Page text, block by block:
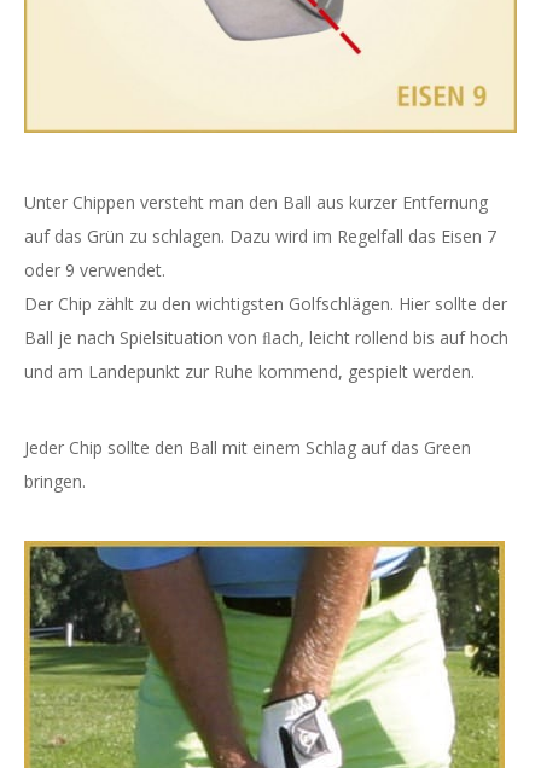
Unter Chippen versteht man den Ball aus kurzer Entfernung
auf das Grün zu schlagen. Dazu wird im Regelfall das Eisen 7
oder 9 verwendet.
Der Chip zählt zu den wichtigsten Golfschlägen. Hier sollte der
Ball je nach Spielsituation von ﬂach, leicht rollend bis auf hoch
und am Landepunkt zur Ruhe kommend, gespielt werden.
Jeder Chip sollte den Ball mit einem Schlag auf das Green
bringen.